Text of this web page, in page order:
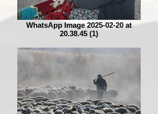
WhatsApp Image 2025-02-20 at
20.38.45 (1)